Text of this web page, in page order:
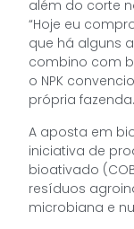
além do corte
“Hoje eu
que há alguns
combino com
o NPK
própria
A aposta em
iniciativa de
bioativado
resíduos
microbiana e